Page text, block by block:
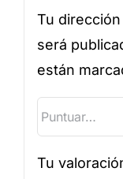
Tu
será
están
Tu